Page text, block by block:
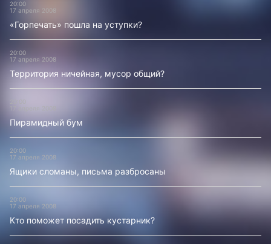
20:00
17 апреля 2008
«Горпечать» пошла на уступки?
20:00
17 апреля 2008
Территория ничейная, мусор общий?
17 апреля 2008
Пирамидный бум
20:00
17 апреля 2008
Ящики сломаны, письма разбросаны
20:00
17 апреля 2008
Кто поможет посадить кустарник?